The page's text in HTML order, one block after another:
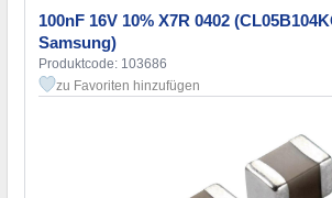
100nF 16V 10% X7R 0402
Samsung)
Produktcode: 103686
zu Favoriten hinzufügen